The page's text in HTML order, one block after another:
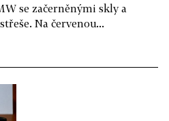
se začerněnými skly a
Na červenou...